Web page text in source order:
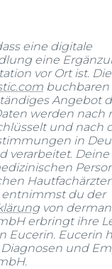
eine digitale
eine
vor Ort ist.
Angebot
werden nach
und nach
in
verarbeitet.
entnimmst du der
von
erbringt ihre
Eucerin. Eucerin
Diagnosen und